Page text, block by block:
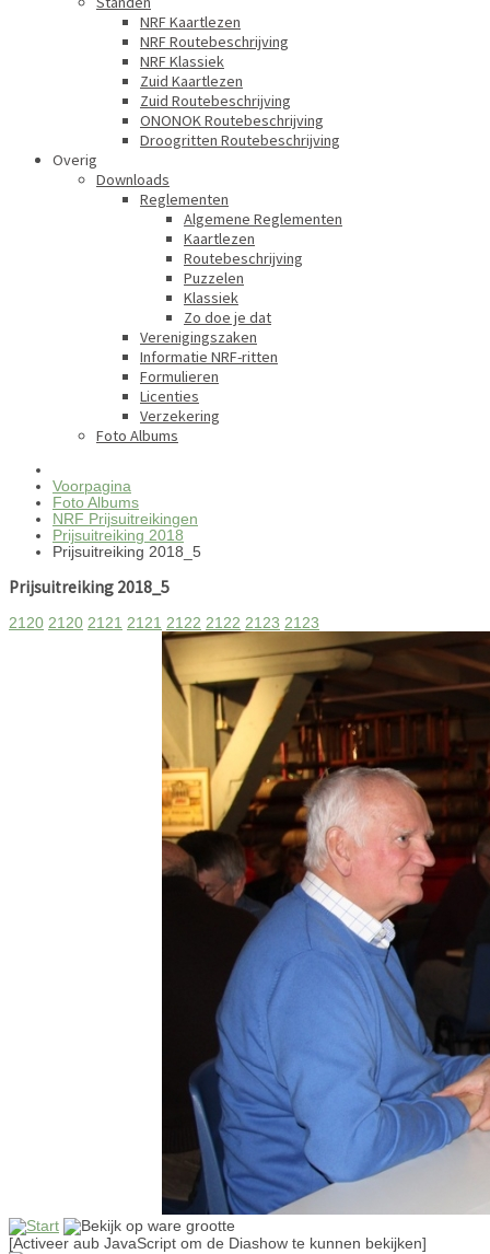
NRF Kaartlezen
NRF Routebeschrijving
NRF Klassiek
Zuid Kaartlezen
Zuid Routebeschrijving
ONONOK Routebeschrijving
Droogritten Routebeschrijving
Overig
Downloads
Reglementen
Algemene Reglementen
Kaartlezen
Routebeschrijving
Puzzelen
Klassiek
Zo doe je dat
Verenigingszaken
Informatie NRF-ritten
Formulieren
Licenties
Verzekering
Foto Albums
Voorpagina
Foto Albums
NRF Prijsuitreikingen
Prijsuitreiking 2018
Prijsuitreiking 2018_5
Prijsuitreiking 2018_5
2120 2120 2121 2121 2122 2122 2123 2123
[Activeer aub JavaScript om de Diashow te kunnen bekijken]